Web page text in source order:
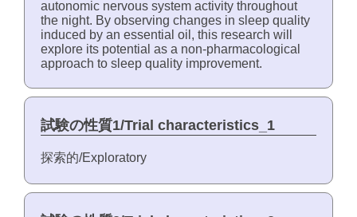
autonomic nervous system activity throughout
the night. By observing changes in sleep quality
induced by an essential oil, this research will
explore its potential as a non-pharmacological
approach to sleep quality improvement.
試験の性質1/Trial characteristics_1
探索的/Exploratory